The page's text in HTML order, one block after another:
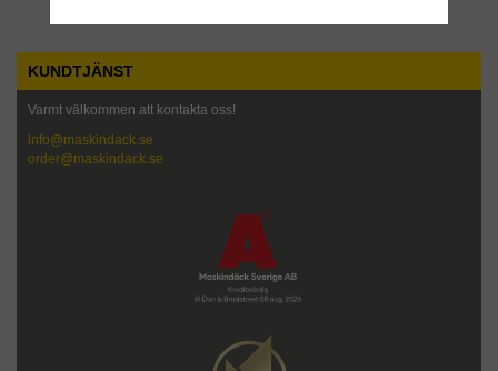
KUNDTJÄNST
Varmt välkommen att kontakta oss!
info@maskindack.se
order@maskindack.se